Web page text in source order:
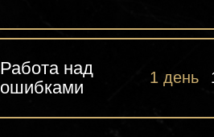
Работа над
ошибками
1 день